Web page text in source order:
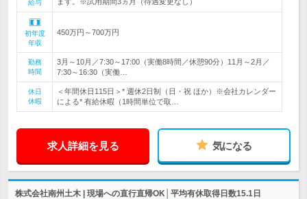
給与
初年度
年収
450万円～700万円
勤務
時間
3月～10月／7:30～17:00（実働8時間／休憩90分）11月～2月／
7:30～16:30（実働…
休日
休暇
＜年間休日115日＞* 週休2日制（日・祝 ほか）※会社カレンダー
による* 有給休暇（1時間単位で取…
求人詳細を見る 気になる
株式会社南州土木 | 現場への直行直帰OK│平均有休取得日数15.1日